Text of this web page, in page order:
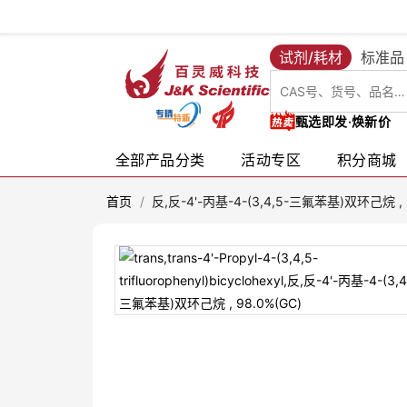
试剂/耗材 标准品
甄选即发·焕新价
全部产品分类 活动专区 积分商城
首页 / 反,反-4'-丙基-4-(3,4,5-三氟苯基)双环己烷 ,